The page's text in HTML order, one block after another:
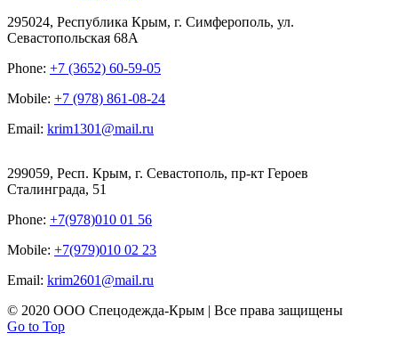
295024, Республика Крым, г. Симферополь, ул.
Севастопольская 68А
Phone: +7 (3652) 60-59-05
Mobile: +7 (978) 861-08-24
Email: krim1301@mail.ru
299059, Респ. Крым, г. Севастополь, пр-кт Героев
Сталинграда, 51
Phone: +7(978)010 01 56
Mobile: +7(979)010 02 23
Email: krim2601@mail.ru
© 2020 ООО Спецодежда-Крым | Все права защищены
Go to Top